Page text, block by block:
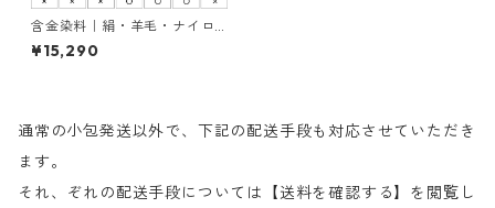
含金染料｜絹・羊毛・ナイロ
ンを染める｜500g｜イソラン
オリーブグリンK-GGN200％
¥15,290
通常の小包発送以外で、下記の配送手段も対応させていただき
ます。
それ、ぞれの配送手段については【送料を確認する】を閲覧し